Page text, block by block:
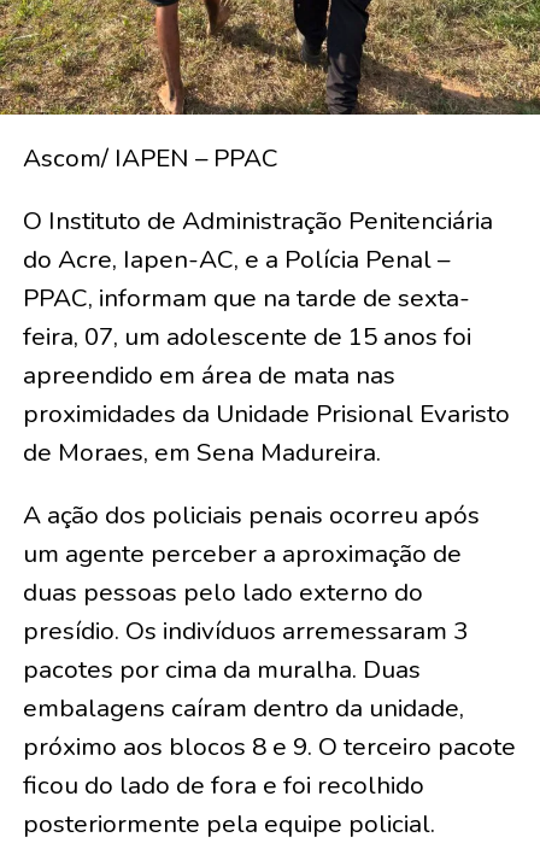
Ascom/ IAPEN – PPAC
O Instituto de Administração Penitenciária
do Acre, Iapen-AC, e a Polícia Penal –
PPAC, informam que na tarde de sexta-
feira, 07, um adolescente de 15 anos foi
apreendido em área de mata nas
proximidades da Unidade Prisional Evaristo
de Moraes, em Sena Madureira.
A ação dos policiais penais ocorreu após
um agente perceber a aproximação de
duas pessoas pelo lado externo do
presídio. Os indivíduos arremessaram 3
pacotes por cima da muralha. Duas
embalagens caíram dentro da unidade,
próximo aos blocos 8 e 9. O terceiro pacote
ficou do lado de fora e foi recolhido
posteriormente pela equipe policial.